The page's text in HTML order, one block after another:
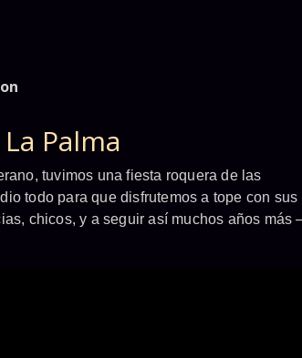
Palma
tuvimos una fiesta roquera de las
todo para que disfrutemos a tope con sus
chicos, y a seguir así muchos años más